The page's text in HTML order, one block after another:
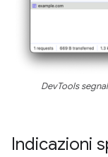
DevTools
Indicazioni